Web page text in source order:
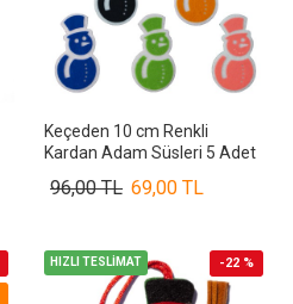
Keçeden 10 cm Renkli
Kardan Adam Süsleri 5 Adet
69,00 TL
96,00 TL
HIZLI TESLİMAT -22 %